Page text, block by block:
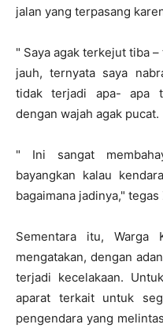
jalan yang terpasang
" Saya agak terkejut tiba
jauh, ternyata saya
tidak terjadi apa- apa
dengan wajah agak pucat.
" Ini sangat
bayangkan kalau
bagaimana jadinya," tegas
Sementara itu, Warga
mengatakan, dengan
terjadi kecelakaan.
aparat terkait untuk
pengendara yang